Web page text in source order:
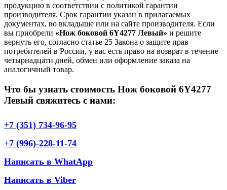
продукцию в соответствии с политикой гарантии
производителя. Срок гарантии указан в прилагаемых
документах, во вкладыше или на сайте производителя. Если
вы приобрели «Нож боковой 6Y4277 Левый» и решите
вернуть его, согласно статье 25 Закона о защите прав
потребителей в России, у вас есть право на возврат в течение
четырнадцати дней, обмен или оформление заказа на
аналогичный товар.
Что бы узнать стоимость Нож боковой 6Y4277
Левый свяжитесь с нами:
+7 (351) 734-96-95
+7 (996)-228-11-74
Написать в WhatApp
Написать в Viber